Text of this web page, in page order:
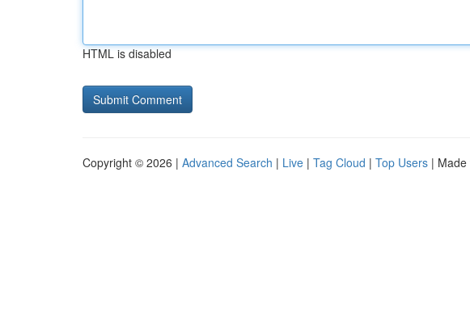
HTML is disabled
Copyright © 2026 | Advanced Search | Live | Tag Cloud | Top Users | Made